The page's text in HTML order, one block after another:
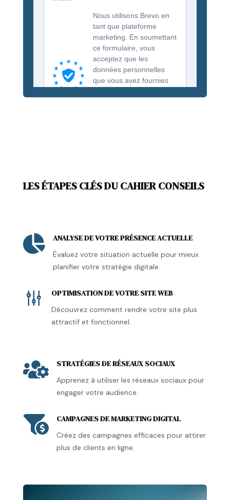
LES ÉTAPES CLÉS DU CAHIER CONSEILS
 ANALYSE DE VOTRE PRÉSENCE ACTUELLE
Évaluez votre situation actuelle pour mieux
planifier votre stratégie digitale.
g OPTIMISATION DE VOTRE SITE WEB
Découvrez comment rendre votre site plus
attractif et fonctionnel.
 STRATÉGIES DE RÉSEAUX SOCIAUX
Apprenez à utiliser les réseaux sociaux pour
engager votre audience.
 CAMPAGNES DE MARKETING DIGITAL
Créez des campagnes efficaces pour attirer
plus de clients en ligne.